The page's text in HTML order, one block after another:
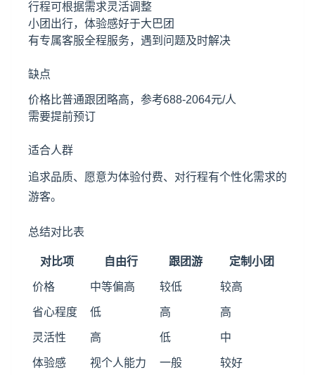
行程可根据需求灵活调整
小团出行，体验感好于大巴团
有专属客服全程服务，遇到问题及时解决
缺点
价格比普通跟团略高，参考688-2064元/人
需要提前预订
适合人群
追求品质、愿意为体验付费、对行程有个性化需求的
游客。
总结对比表
对比项 自由行 跟团游 定制小团
价格 中等偏高 较低 较高
省心程度 低 高 高
灵活性 高 低 中
体验感 视个人能力 一般 较好